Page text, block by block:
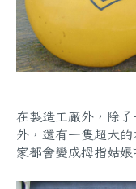
在製造工廠外，除
外，還有一隻超大
家都會變成拇指姑娘